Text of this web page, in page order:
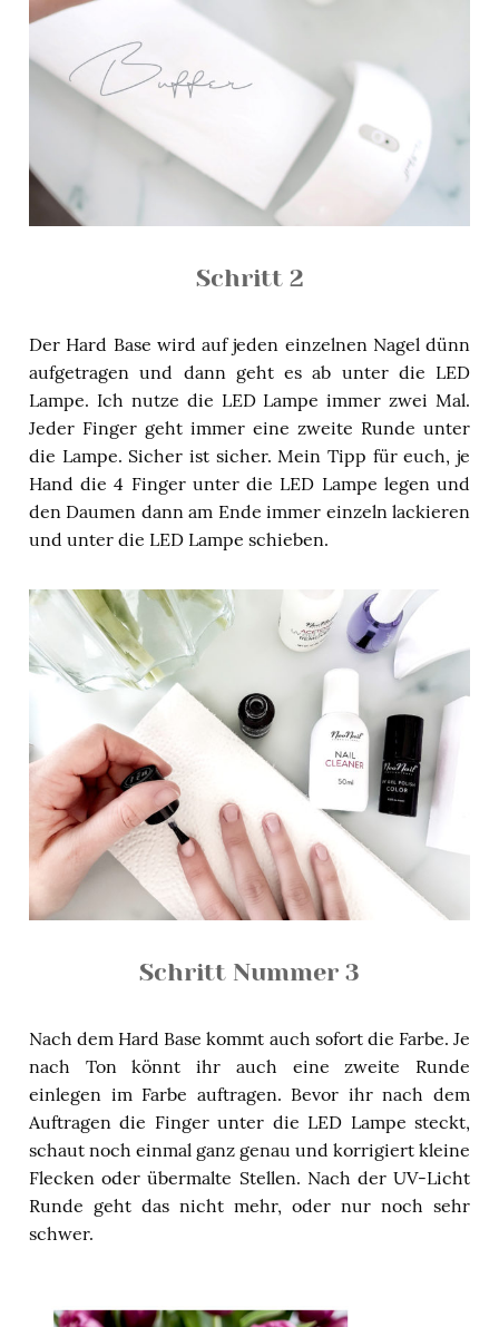
Schritt 2
Der Hard Base wird auf jeden einzelnen Nagel dünn
aufgetragen und dann geht es ab unter die LED
Lampe. Ich nutze die LED Lampe immer zwei Mal.
Jeder Finger geht immer eine zweite Runde unter
die Lampe. Sicher ist sicher. Mein Tipp für euch, je
Hand die 4 Finger unter die LED Lampe legen und
den Daumen dann am Ende immer einzeln lackieren
und unter die LED Lampe schieben.
Schritt Nummer 3
Nach dem Hard Base kommt auch sofort die Farbe. Je
nach Ton könnt ihr auch eine zweite Runde
einlegen im Farbe auftragen. Bevor ihr nach dem
Auftragen die Finger unter die LED Lampe steckt,
schaut noch einmal ganz genau und korrigiert kleine
Flecken oder übermalte Stellen. Nach der UV-Licht
Runde geht das nicht mehr, oder nur noch sehr
schwer.